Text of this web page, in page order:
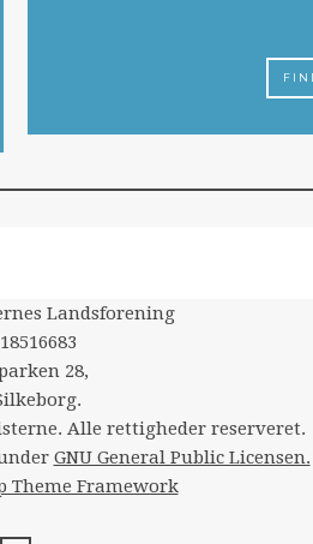
Landsforening
28,
Alle rettigheder reserveret.
GNU General Public Licensen.
Theme Framework